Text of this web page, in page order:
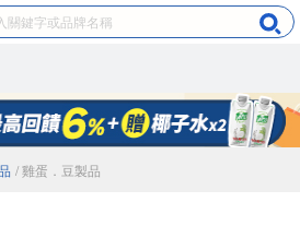
/ 雞蛋．豆製品